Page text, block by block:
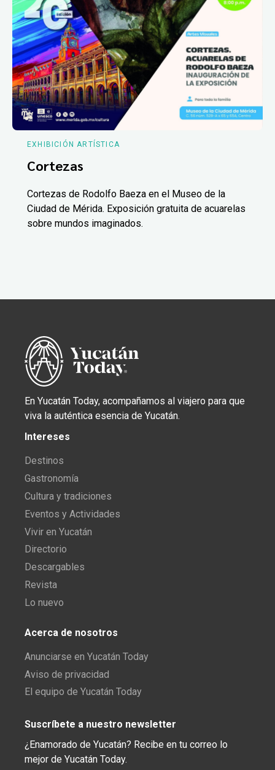
EXHIBICIÓN ARTÍSTICA
Cortezas
Cortezas de Rodolfo Baeza en el Museo de la
Ciudad de Mérida. Exposición gratuita de acuarelas
sobre mundos imaginados.
En Yucatán Today, acompañamos al viajero para que
viva la auténtica esencia de Yucatán.
Intereses
Destinos
Gastronomía
Cultura y tradiciones
Eventos y Actividades
Vivir en Yucatán
Directorio
Descargables
Revista
Lo nuevo
Acerca de nosotros
Anunciarse en Yucatán Today
Aviso de privacidad
El equipo de Yucatán Today
Suscríbete a nuestro newsletter
¿Enamorado de Yucatán? Recibe en tu correo lo
mejor de Yucatán Today.